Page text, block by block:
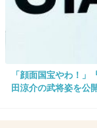
29. 匿名2015/10/10(土) 15:24:13
ちらっと見たけ
いた文字とか徹
「顔面国宝やわ！
田涼介の武将姿を公